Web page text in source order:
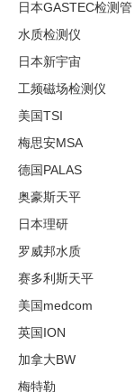
日本GASTEC检测管
水质检测仪
日本新宇宙
工频磁场检测仪
美国TSI
梅思安MSA
德国PALAS
奥豪斯天平
日本理研
罗威邦水质
赛多利斯天平
美国medcom
英国ION
加拿大BW
梅特勒